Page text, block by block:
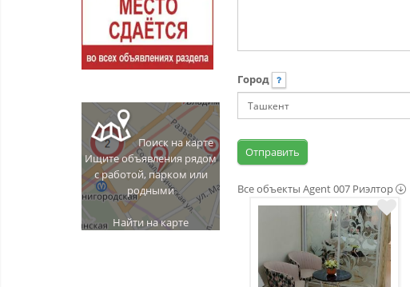
Поиск на карте
Ищите объявления рядом
с работой, парком или
родными
Найти на карте
Город
Все объекты Agent 007 Риэлтор